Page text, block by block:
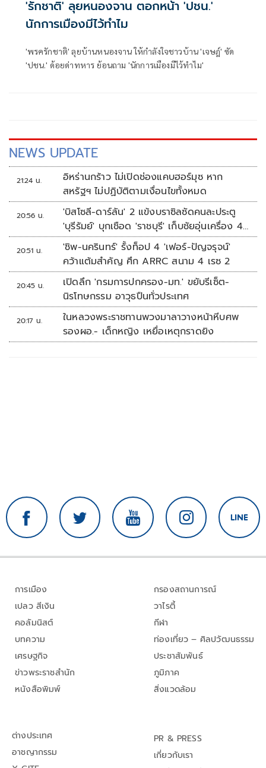
'รักชาติ' ลุยหนองจาน ตอกหน้า 'ปชน.'
นักการเมืองมีไว้ทำไม
'พรครักชาติ' ลุยบ้านหนองจาน ให้กำลังใจชาวบ้าน 'เจษฎ์' ซัด
'ปชน.' ด้อยด่าทหาร ย้อนถาม 'นักการเมืองมีไว้ทำไม'
NEWS UPDATE
21:24 น.
อิหร่านกร้าว ไม่เปิดช่องแคบฮอร์มุซ หาก
สหรัฐฯ ไม่ปฏิบัติตามเงื่อนไขทั้งหมด
20:56 น.
'บิสโซลี-ดาร์ลัน' 2 แข้งบราซิลซัดคนละประตู
'บุรีรัมย์' บุกเชือด 'ราชบุรี' เก็บชัยอุ่นเครื่อง 4
นัดรวด
20:51 น.
'ชิพ-นครินทร์' รั้งท็อป 4 'เฟอร์-ปัญจรุจน์'
คว้าแต้มสำคัญ ศึก ARRC สนาม 4 เรซ 2
20:45 น.
เปิดลึก 'กรมการปกครอง-มท.' ขยับรีเซ็ต-
นิรโทษกรรม อาวุธปืนทั่วประเทศ
20:17 น.
ในหลวงพระราชทานพวงมาลาวางหน้าหีบศพ
รองผอ.- เด็กหญิง เหยื่อเหตุกราดยิง
การเมือง
เปลว สีเงิน
คอลัมนิสต์
บทความ
เศรษฐกิจ
ข่าวพระราชสำนัก
หนังสือพิมพ์
กรองสถานการณ์
วาไรตี้
กีฬา
ท่องเที่ยว – ศิลปวัฒนธรรม
ประชาสัมพันธ์
ภูมิภาค
สิ่งแวดล้อม
ต่างประเทศ
อาชญากรรม
PR & PRESS
เกี่ยวกับเรา